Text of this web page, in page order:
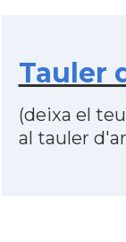
Tauler
(deixa el
al tauler